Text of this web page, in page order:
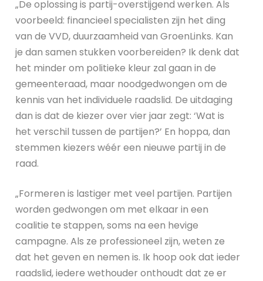
„De oplossing is partij-overstijgend werken. Als
voorbeeld: financieel specialisten zijn het ding
van de VVD, duurzaamheid van GroenLinks. Kan
je dan samen stukken voorbereiden? Ik denk dat
het minder om politieke kleur zal gaan in de
gemeenteraad, maar noodgedwongen om de
kennis van het individuele raadslid. De uitdaging
dan is dat de kiezer over vier jaar zegt: ‘Wat is
het verschil tussen de partijen?’ En hoppa, dan
stemmen kiezers wéér een nieuwe partij in de
raad.
„Formeren is lastiger met veel partijen. Partijen
worden gedwongen om met elkaar in een
coalitie te stappen, soms na een hevige
campagne. Als ze professioneel zijn, weten ze
dat het geven en nemen is. Ik hoop ook dat ieder
raadslid, iedere wethouder onthoudt dat ze er